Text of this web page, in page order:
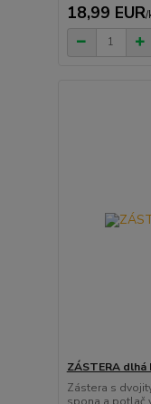
18,99 EUR/
ZÁSTERA dlhá
Zástera s